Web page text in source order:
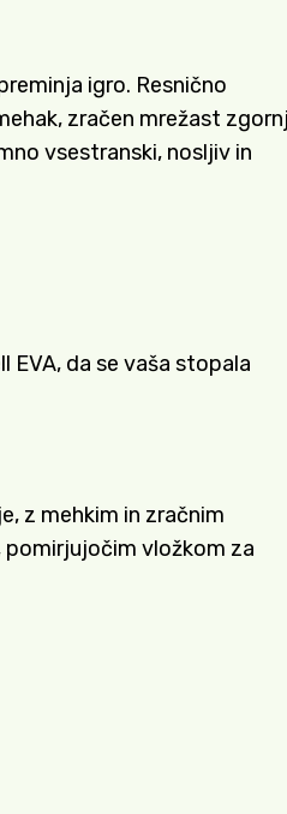
igro. Resnično
zračen mrežast
vsestranski, nosljiv in
EVA, da se vaša stopala
z mehkim in zračnim
vložkom za